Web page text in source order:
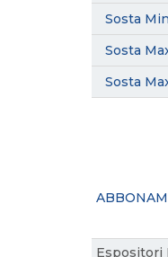
Sosta
Sosta
Sosta
Espositori